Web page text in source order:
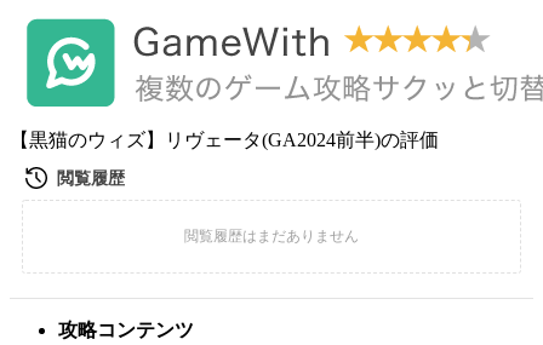
【黒猫のウィズ】リヴェータ(GA2024前半)の評価
攻略コンテンツ